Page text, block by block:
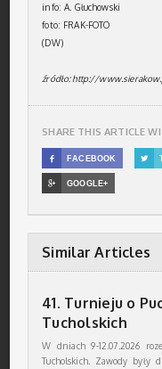
info: A. Głuchowski
foto: FRAK-FOTO
(DW)
źródło: http://
SHARE THIS ARTICLE
 FACEBOOK 
 GOOGLE+
Similar Articles
41. Turnieju o
Tucholskich
W dniach 9-12.07.2026
Tucholskich. Zawody były